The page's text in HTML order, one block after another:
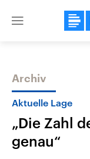
Close
Themen
Archiv
Aktuelle Lage
„Die Zahl
genau“